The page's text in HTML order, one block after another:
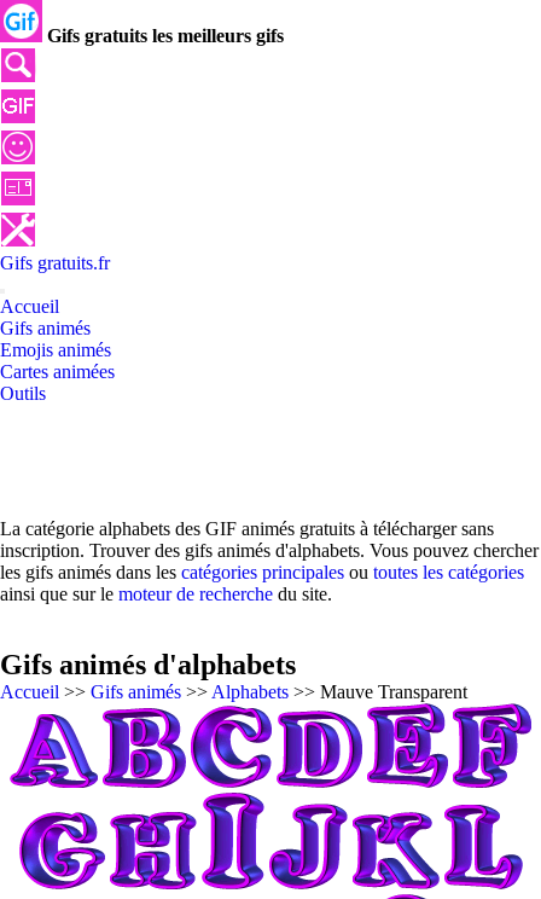
Gifs gratuits les meilleurs gifs
Gifs gratuits.fr
Accueil
Gifs animés
Emojis animés
Cartes animées
Outils
La catégorie alphabets des GIF animés gratuits à télécharger sans
inscription. Trouver des gifs animés d'alphabets. Vous pouvez chercher
les gifs animés dans les catégories principales ou toutes les catégories
ainsi que sur le moteur de recherche du site.
Gifs animés d'alphabets
Accueil >> Gifs animés >> Alphabets >> Mauve Transparent